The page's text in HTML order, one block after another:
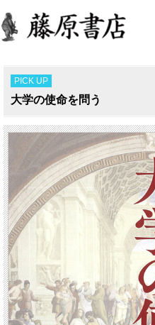
PICK UP
大学の使命を問う